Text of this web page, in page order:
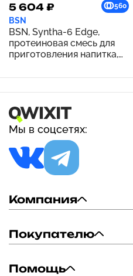
5 604 ₽ 560
BSN
BSN, Syntha-6 Edge,
протеиновая смесь для
приготовления напитка,
коктейль, 1,12 кг (2,47
Мы в соцсетях:
Компания
Покупателю
Помощь